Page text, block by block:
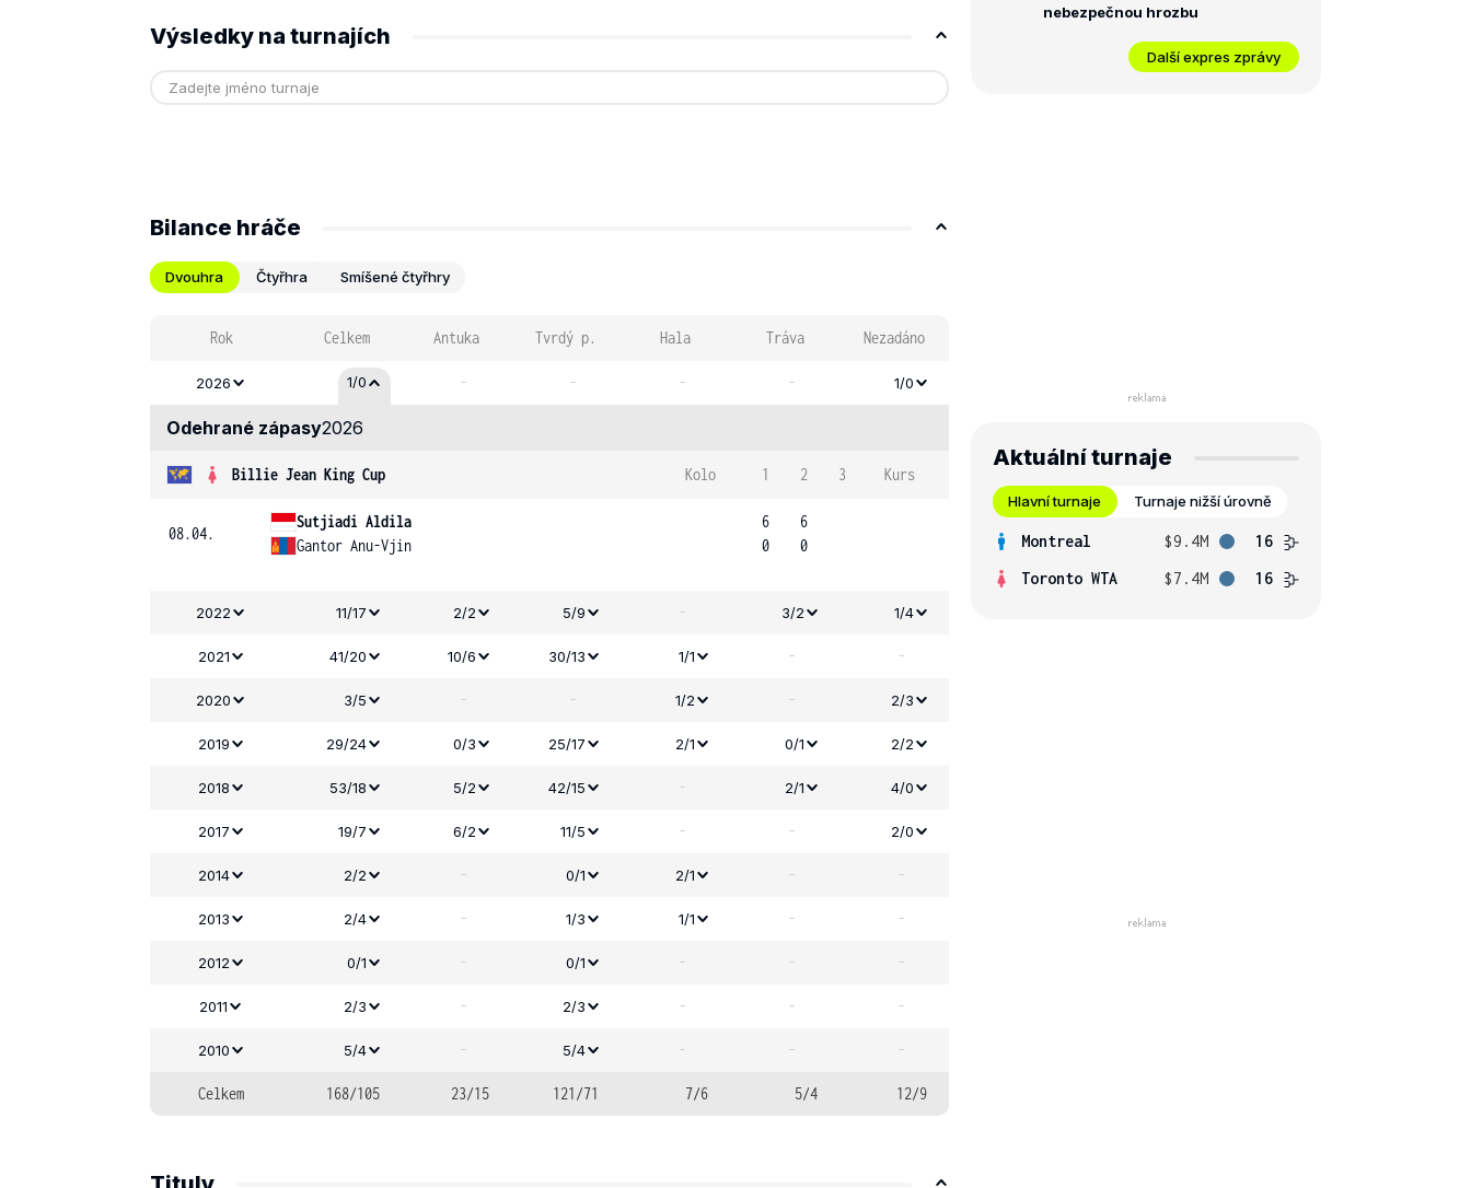
Výsledky na turnajích
Bilance hráče
Dvouhra Čtyřhra Smíšené čtyřhry
Rok Celkem Antuka Tvrdý p. Hala Tráva Nezadáno
2026 1/0 - - - - 1/0
Odehrané zápasy2026
Billie Jean King Cup Kolo 1 2 3 Kurs
08.04.
Sutjiadi Aldila
Gantor Anu-Vjin
6
0
6
0
2022 11/17 2/2 5/9 - 3/2 1/4
2021 41/20 10/6 30/13 1/1 - -
2020 3/5 - - 1/2 - 2/3
2019 29/24 0/3 25/17 2/1 0/1 2/2
2018 53/18 5/2 42/15 - 2/1 4/0
2017 19/7 6/2 11/5 - - 2/0
2014 2/2 - 0/1 2/1 - -
2013 2/4 - 1/3 1/1 - -
2012 0/1 - 0/1 - - -
2011 2/3 - 2/3 - - -
2010 5/4 - 5/4 - - -
Celkem 168/105 23/15 121/71 7/6 5/4 12/9
nebezpečnou hrozbu
Další expres zprávy
Aktuální turnaje
Hlavní turnaje Turnaje nižší úrovně
Montreal $9.4M
16
Toronto WTA
$7.4M 16